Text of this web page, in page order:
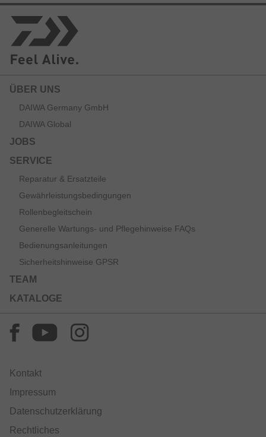
ÜBER UNS
DAIWA Germany GmbH
DAIWA Global
JOBS
SERVICE
Reparatur & Ersatzteile
Gewährleistungsbedingungen
Rollenbegleitschein
Generelle Wartungs- und Pflegehinweise FAQs
Bedienungsanleitungen
Sicherheitshinweise GPSR
TEAM
KATALOGE
Kontakt
Impressum
Datenschutzerklärung
Rechtliches